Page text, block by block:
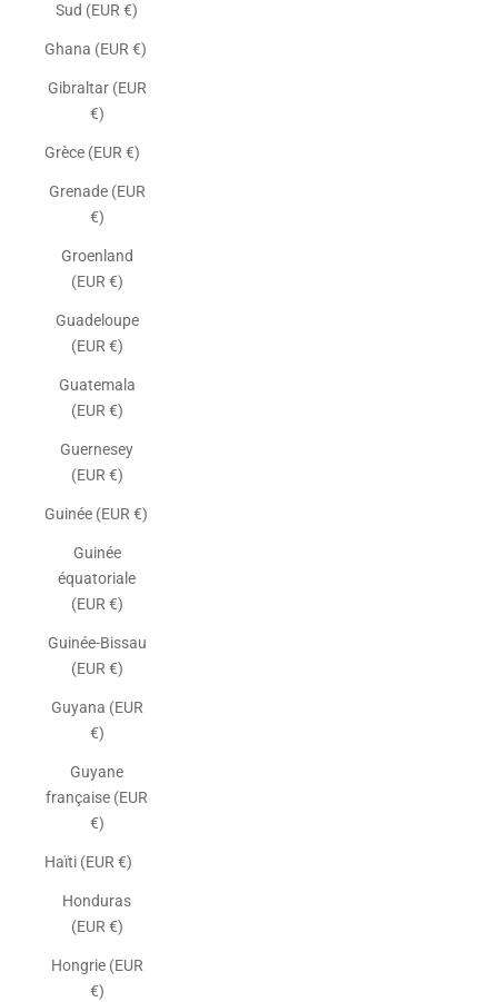
Sud (EUR €)
Ghana (EUR €)
Gibraltar (EUR
€)
Grèce (EUR €)
Grenade (EUR
€)
Groenland
(EUR €)
Guadeloupe
(EUR €)
Guatemala
(EUR €)
Guernesey
(EUR €)
Guinée (EUR €)
Guinée
équatoriale
(EUR €)
Guinée-Bissau
(EUR €)
Guyana (EUR
€)
Guyane
française (EUR
€)
Haïti (EUR €)
Honduras
(EUR €)
Hongrie (EUR
€)